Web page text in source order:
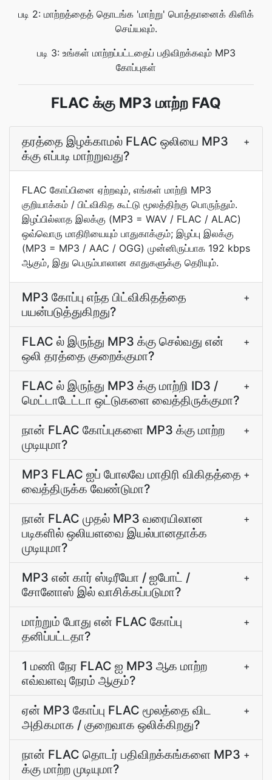
படி 2: மாற்றத்தைத் தொடங்க 'மாற்று' பொத்தானைக் கிளிக்
செய்யவும்.
படி 3: உங்கள் மாற்றப்பட்டதைப் பதிவிறக்கவும் MP3
கோப்புகள்
FLAC க்கு MP3 மாற்ற FAQ
தரத்தை இழக்காமல் FLAC ஒலியை MP3
க்கு எப்படி மாற்றுவது?
+
FLAC கோப்பினை ஏற்றவும், எங்கள் மாற்றி MP3
குறியாக்கம் / பிட்விகித கூட்டு மூலத்திற்கு பொருந்தும்.
இழப்பில்லாத இலக்கு (MP3 = WAV / FLAC / ALAC)
ஒவ்வொரு மாதிரியையும் பாதுகாக்கும்; இழப்பு இலக்கு
(MP3 = MP3 / AAC / OGG) முன்னிருப்பாக 192 kbps
ஆகும், இது பெரும்பாலான காதுகளுக்கு தெரியும்.
MP3 கோப்பு எந்த பிட்விகிதத்தை
பயன்படுத்துகிறது?
+
FLAC ல் இருந்து MP3 க்கு செல்வது என்
ஒலி தரத்தை குறைக்குமா?
+
FLAC ல் இருந்து MP3 க்கு மாற்றி ID3 /
மெட்டாடேட்டா ஒட்டுகளை வைத்திருக்குமா?
+
நான் FLAC கோப்புகளை MP3 க்கு மாற்ற
முடியுமா?
+
MP3 FLAC ஐப் போலவே மாதிரி விகிதத்தை
வைத்திருக்க வேண்டுமா?
+
நான் FLAC முதல் MP3 வரையிலான
படிகளில் ஒலியளவை இயல்பானதாக்க
முடியுமா?
+
MP3 என் கார் ஸ்டிரீயோ / ஐபோட் /
சோனோஸ் இல் வாசிக்கப்படுமா?
+
மாற்றும் போது என் FLAC கோப்பு
தனிப்பட்டதா?
+
1 மணி நேர FLAC ஐ MP3 ஆக மாற்ற
எவ்வளவு நேரம் ஆகும்?
+
ஏன் MP3 கோப்பு FLAC மூலத்தை விட
அதிகமாக / குறைவாக ஒலிக்கிறது?
+
நான் FLAC தொடர் பதிவிறக்கங்களை MP3
க்கு மாற்ற முடியுமா?
+